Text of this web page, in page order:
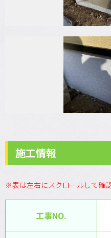
施工情報
※表は左右にスクロールして確
工事NO.